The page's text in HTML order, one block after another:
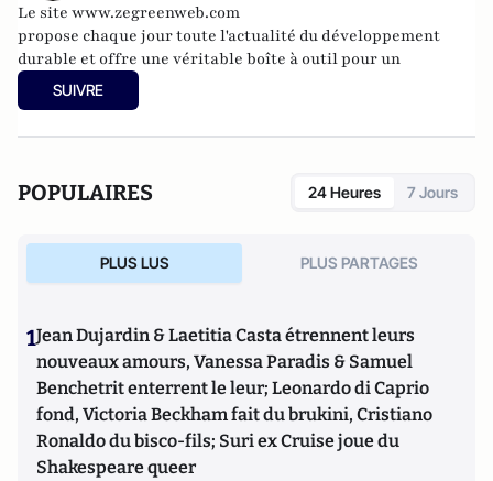
Le site www.zegreenweb.com
propose chaque jour toute l'actualité du développement
durable et offre une véritable boîte à outil pour un
quotidien plus soucieux de la planète (écogestes, recettes de
cuisine bio, guide des restos bio, espace emplois verts,
SUIVRE
POPULAIRES 24 Heures 7 Jours
PLUS LUS PLUS PARTAGES
1Jean Dujardin & Laetitia Casta étrennent leurs
nouveaux amours, Vanessa Paradis & Samuel
Benchetrit enterrent le leur; Leonardo di Caprio
fond, Victoria Beckham fait du brukini, Cristiano
Ronaldo du bisco-fils; Suri ex Cruise joue du
Shakespeare queer